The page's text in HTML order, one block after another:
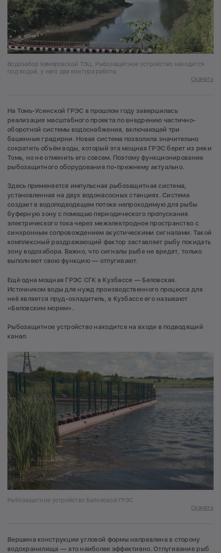
Водозабор Кемеровской ТЭЦ. Рыбозащитное устройство находится
под водой, у него два контура работы
Скачать
На Томь-Усинской ГРЭС в прошлом году завершилась
реализация масштабного проекта по внедрению частично-
оборотной системы водоснабжения, включающей три
башенные градирни. Новая система позволила значительно
сократить объём воды, который эта мощная ГРЭС берет из реки
Томь, но не отменить его совсем. Поэтому функционирование
рыбозащитного оборудования по-прежнему актуально.
Здесь применяется импульсная рыбозащитная система,
установленная на двух водонасосных станциях. Система
создает в водоподводящем потоке непроходимую для рыбы
буферную зону с помощью периодического пропускания
электрического тока через межэлектродное пространство с
синхронным сопровождением акустическими сигналами. Такой
комплексный раздражающий фактор заставляет рыбу покидать
зону водозабора. Важно, что сигналы рыбе не вредят, только
выполняют свою функцию — отпугивают.
Ещё одна мощная ГРЭС СГК в Кузбассе — Беловская.
Источником воды для нужд производственного процесса для
неё является пруд-охладитель, в Кузбассе его называют
«Беловским морем».
Рыбозащитное устройство находится на входе в подводящий
канал.
Рыбозащитное устройство Беловской ГРЭС
Скачать
Вершина конструкции угловой формы направлена в сторону
водохранилища — это наиболее эффективно. Отпугивание рыб